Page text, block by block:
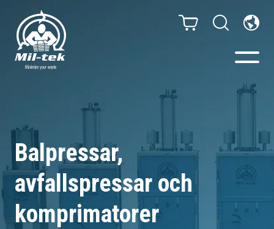
Komprimatorer
Webbshop
Din bransch
Balpressar,
avfallspressar och
komprimatorer